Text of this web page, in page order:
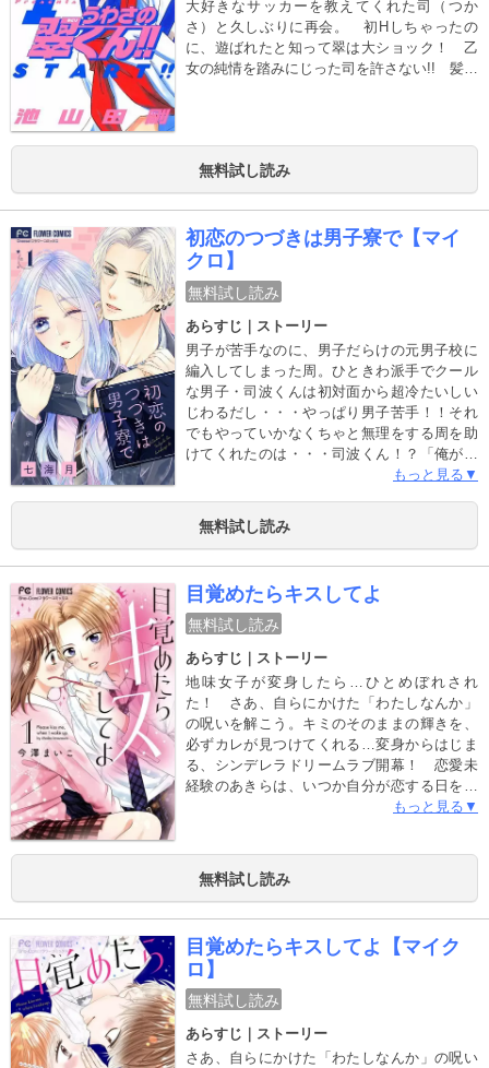
大好きなサッカーを教えてくれた司（つか
さ）と久しぶりに再会。 初Hしちゃったの
に、遊ばれたと知って翠は大ショック！ 乙
女の純情を踏みにじった司を許さない!! 髪を
無料試し読み
初恋のつづきは男子寮で【マイ
クロ】
無料試し読み
あらすじ｜ストーリー
男子が苦手なのに、男子だらけの元男子校に
編入してしまった周。ひときわ派手でクール
な男子・司波くんは初対面から超冷たいしい
じわるだし・・・やっぱり男子苦手！！それ
でもやっていかなくちゃと無理をする周を助
けてくれたのは・・・司波くん！？「俺があ
んたを守ってやる」いじわるだと思ってたの
恋の男の子を思い出してしまう＿＿。イケメ
ン揃いの元男子校で繰り広げられる紅一点青
もっと見る▼
無料試し読み
目覚めたらキスしてよ
無料試し読み
あらすじ｜ストーリー
地味女子が変身したら…ひとめぼれされ
た！ さあ、自らにかけた「わたしなんか」
の呪いを解こう。キミのそのままの輝きを、
必ずカレが見つけてくれる…変身からはじま
る、シンデレラドリームラブ開幕！ 恋愛未
経験のあきらは、いつか自分が恋する日を夢
見てる。けど、恋とは縁遠いとも思ってる、
モテ男子・尊にひとめぼれされちゃっ
た！？ とっさに女子大生の“アキ”と名乗り身
は！？そしていつしか尊への恋ゴコロに目覚
めてしまった、あきらの恋の行方は――
もっと見る▼
無料試し読み
目覚めたらキスしてよ【マイク
ロ】
無料試し読み
あらすじ｜ストーリー
さあ、自らにかけた「わたしなんか」の呪い